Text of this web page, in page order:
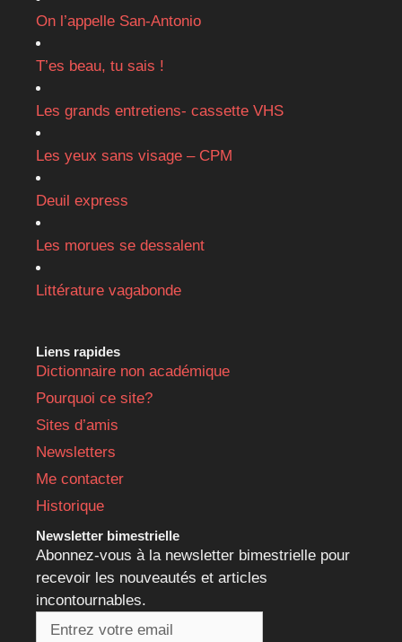
On l’appelle San-Antonio
T’es beau, tu sais !
Les grands entretiens- cassette VHS
Les yeux sans visage – CPM
Deuil express
Les morues se dessalent
Littérature vagabonde
Liens rapides
Dictionnaire non académique
Pourquoi ce site?
Sites d’amis
Newsletters
Me contacter
Historique
Newsletter bimestrielle
Abonnez-vous à la newsletter bimestrielle pour
recevoir les nouveautés et articles
incontournables.